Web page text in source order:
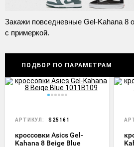
Закажи повседневные Gel-Kahana 8
с примеркой.
ПОДБОР ПО ПАРАМЕТРАМ
АРТИКУЛ: S25161
кроссовки Asics Gel-
Kahana 8 Beige Blue